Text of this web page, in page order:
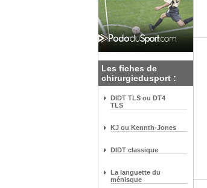
Les fiches de
chirurgiedusport :
DIDT TLS ou DT4
TLS
KJ ou Kennth-Jones
DIDT classique
La languette du
ménisque